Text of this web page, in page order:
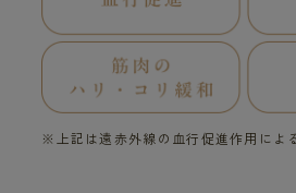
※上記は遠赤外線の血行促進作用によ